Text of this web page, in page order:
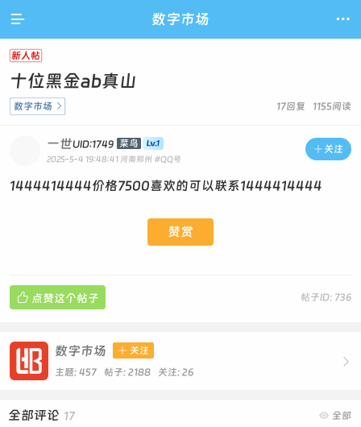
 数字市场 
新人帖
十位黑金ab真山
17回复 1155阅读
数字市场 
 关注
一世UID:1749 菜鸟
2025-5-4 19:48:41 河南郑州 #QQ号
1444414444价格7500喜欢的可以联系1444414444
赞赏
帖子ID: 736
 点赞这个帖子

数字市场  关注
主题: 457 帖子: 2188 关注: 26
 全部
全部评论 17